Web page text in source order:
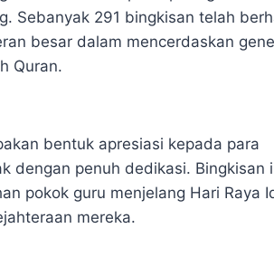
Sebanyak 291 bingkisan telah
besar dalam mencerdaskan
Quran.
bentuk apresiasi kepada para
dengan penuh dedikasi. Bingkisan
pokok guru menjelang Hari Raya
mereka.